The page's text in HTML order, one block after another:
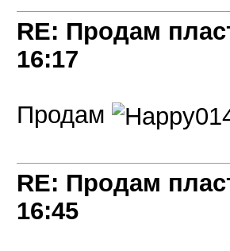
RE: Продам
16:17
Продам
RE: Продам
16:45